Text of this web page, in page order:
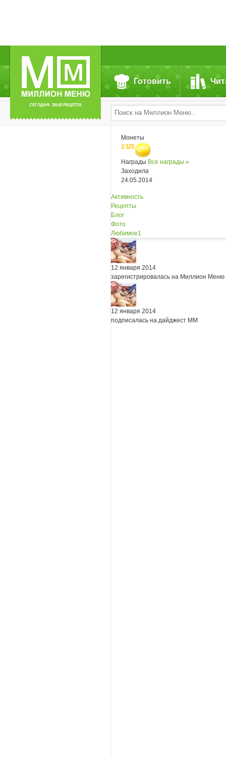
СЕГОДНЯ: 39142 РЕЦЕПТА
Готовить
Монеты
2 325
Награды Все награды »
Заходила
24.05.2014
Активность
Рецепты
Блог
Фото
Любимое1
12 января 2014
зарегистрировалась на Миллион Меню
12 января 2014
подписалась на дайджест ММ